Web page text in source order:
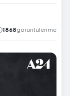
1868görüntülenme